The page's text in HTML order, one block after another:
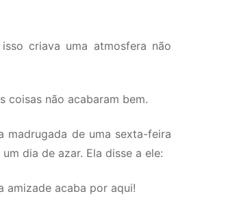
criava uma atmosfera não
coisas não acabaram bem.
madrugada de uma sexta-feira
dia de azar. Ela disse a ele:
amizade acaba por aqui!